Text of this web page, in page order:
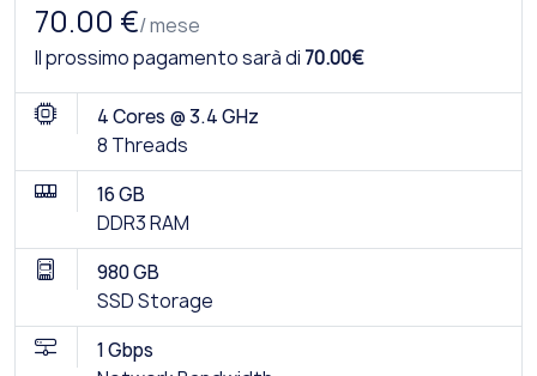
70.00 €/ mese
Il prossimo pagamento sarà di 70.00€
4 Cores @ 3.4 GHz
8 Threads
16 GB
DDR3 RAM
980 GB
SSD Storage
1 Gbps